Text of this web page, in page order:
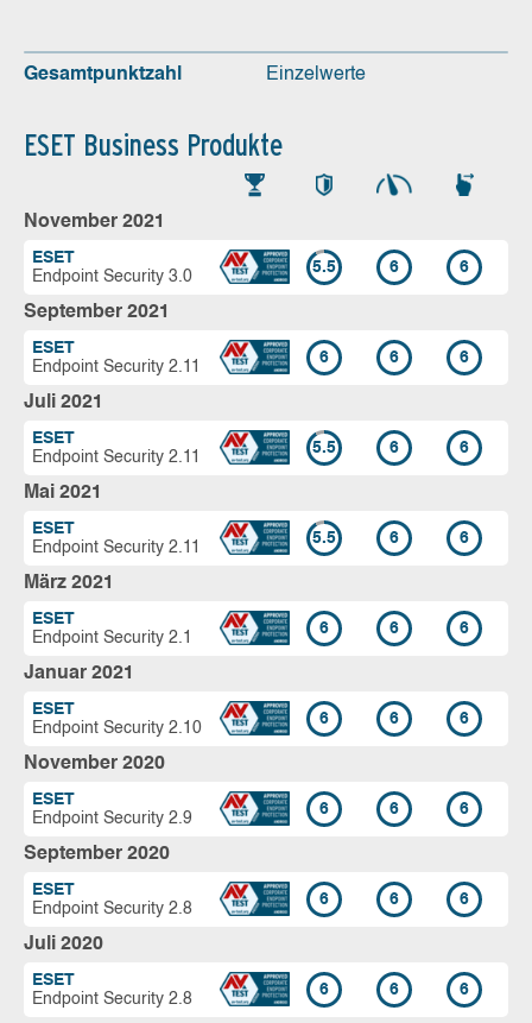
Gesamtpunktzahl Einzelwerte
ESET Business Produkte
November 2021
ESET
Endpoint Security 3.0
5.5 6 6
September 2021
ESET
Endpoint Security 2.11
6 6 6
Juli 2021
ESET
Endpoint Security 2.11
5.5 6 6
Mai 2021
ESET
Endpoint Security 2.11
5.5 6 6
März 2021
ESET
Endpoint Security 2.1
6 6 6
Januar 2021
ESET
Endpoint Security 2.10
6 6 6
November 2020
ESET
Endpoint Security 2.9
6 6 6
September 2020
ESET
Endpoint Security 2.8
6 6 6
Juli 2020
ESET
Endpoint Security 2.8
6 6 6